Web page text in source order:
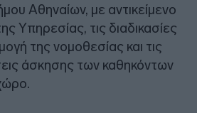
Αθηναίων, με αντικείμενο
Υπηρεσίας, τις διαδικασίες
της νομοθεσίας και τις
άσκησης των καθηκόντων